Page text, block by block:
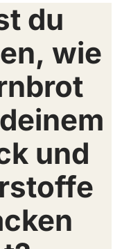
du
wie
und